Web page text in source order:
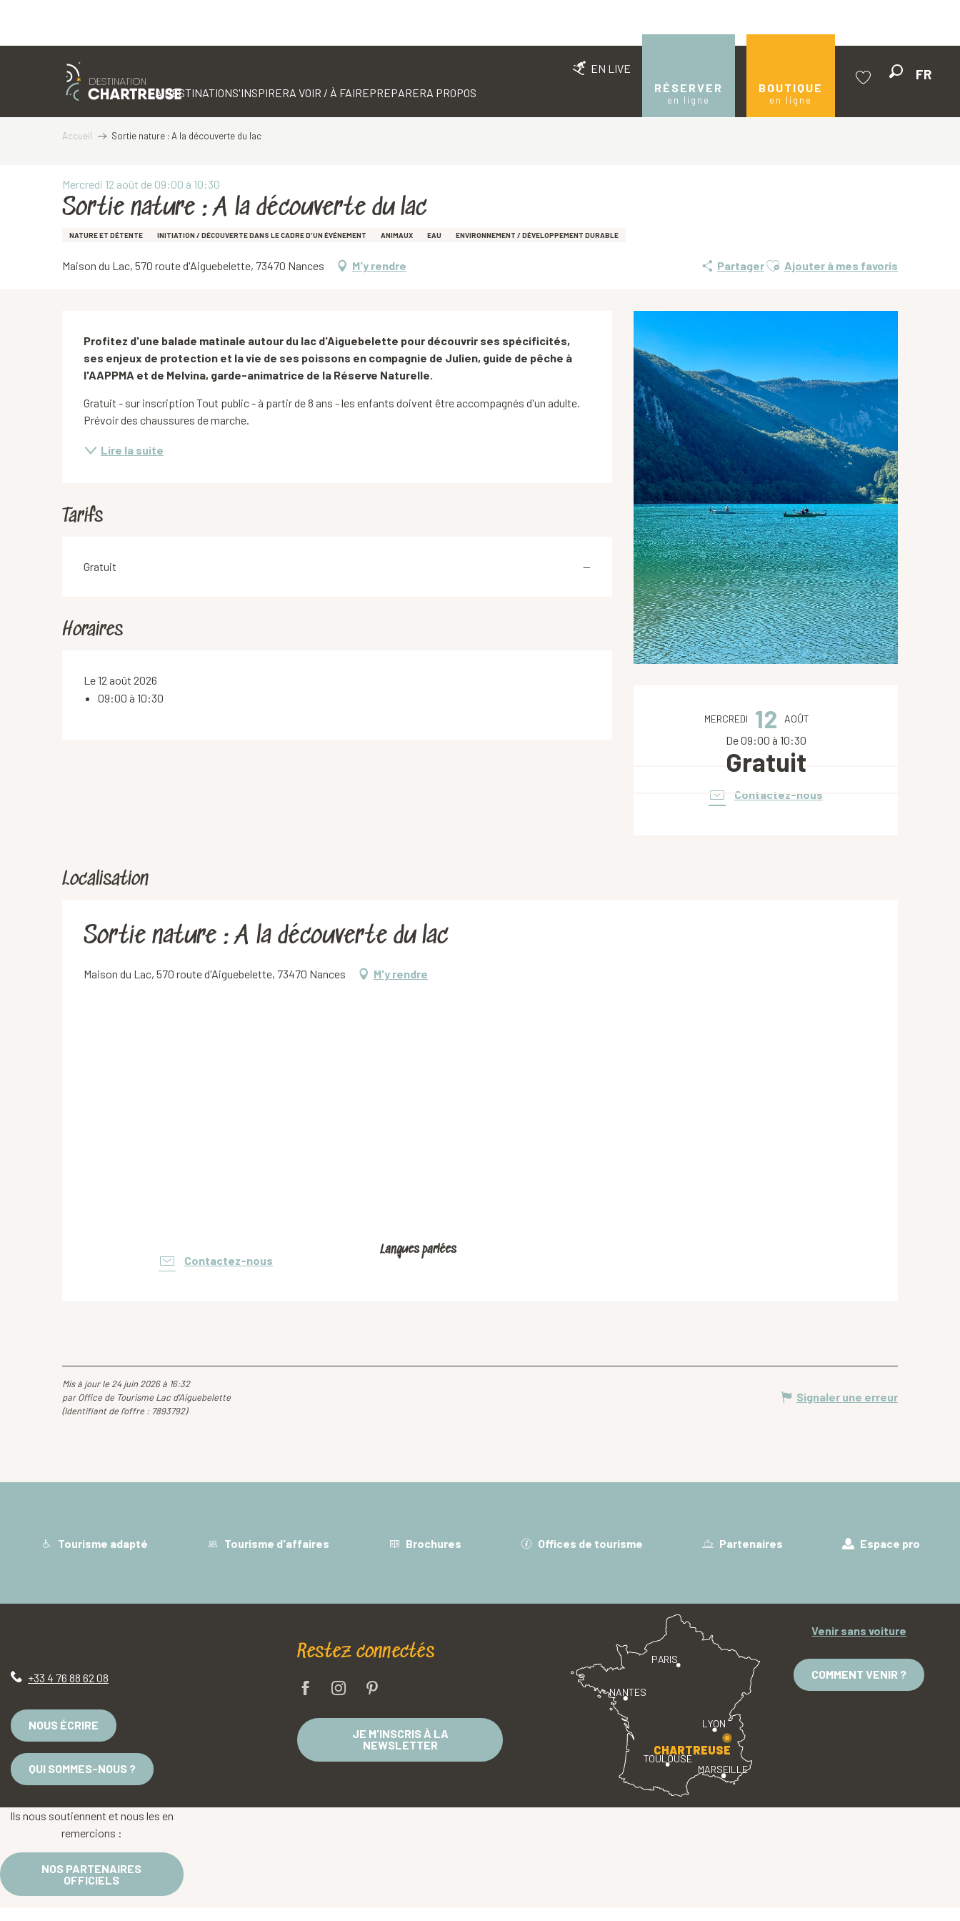
EN LIVE
RÉSERVER
en ligne
BOUTIQUE
en ligne
FR
LA DESTINATIONS'INSPIRERA VOIR / À FAIREPREPARERA PROPOS
Accueil Sortie nature : A la découverte du lac
Mercredi 12 août de 09:00 à 10:30
Sortie nature : A la découverte du lac
NATURE ET DÉTENTE INITIATION / DÉCOUVERTE DANS LE CADRE D'UN ÉVÉNEMENT ANIMAUX EAU ENVIRONNEMENT / DÉVELOPPEMENT DURABLE
Maison du Lac, 570 route d'Aiguebelette, 73470 Nances M'y rendre PartagerAjouter aux favoris
Ajouter à mes favoris
Ouverture et coordonnées
MERCREDI 12 AOÛT
De 09:00 à 10:30
Gratuit
Contactez-nous
Description
Profitez d'une balade matinale autour du lac d'Aiguebelette pour découvrir ses spécificités,
ses enjeux de protection et la vie de ses poissons en compagnie de Julien, guide de pêche à
l'AAPPMA et de Melvina, garde-animatrice de la Réserve Naturelle.
Gratuit - sur inscription Tout public - à partir de 8 ans - les enfants doivent être accompagnés d'un adulte.
Prévoir des chaussures de marche.
Lire la suite
Tarifs
Gratuit —
Horaires
Le 12 août 2026
09:00 à 10:30
Localisation
Sortie nature : A la découverte du lac
Maison du Lac, 570 route d'Aiguebelette, 73470 Nances M'y rendre
Contactez-nous
Langues parlées
Langues parlées
Mis à jour le 24 juin 2026 à 16:32
par Office de Tourisme Lac d'Aiguebelette
(Identifiant de l'offre : 7893792)
Signaler une erreur
Tourisme adapté Tourisme d'affaires Brochures Offices de tourisme Partenaires Espace pro
+33 4 76 88 62 08
NOUS ÉCRIRE
QUI SOMMES-NOUS ?
Restez connectés
JE M'INSCRIS À LA
NEWSLETTER
PARIS
LYON
TOULOUSE
MARSEILLE
NANTES
CHARTREUSE
Venir sans voiture
COMMENT VENIR ?
Ils nous soutiennent et nous les en
remercions :
NOS PARTENAIRES
OFFICIELS